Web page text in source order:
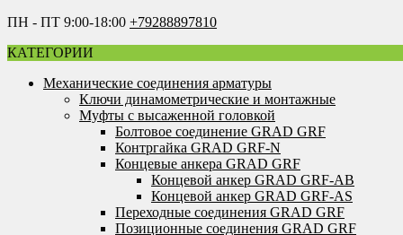
ПН - ПТ 9:00-18:00 +79288897810
КАТЕГОРИИ
Механические соединения арматуры
Ключи динамометрические и монтажные
Муфты с высаженной головкой
Болтовое соединение GRAD GRF
Контргайка GRAD GRF-N
Концевые анкера GRAD GRF
Концевой анкер GRAD GRF-AB
Концевой анкер GRAD GRF-AS
Переходные соединения GRAD GRF
Позиционные соединения GRAD GRF